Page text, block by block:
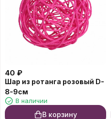
40 ₽
Шар из ротанга розовый D-
8-9см
В наличии
В корзину